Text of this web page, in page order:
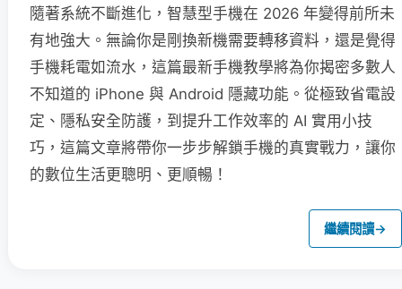
隨著系統不斷進化，智慧型手機在 2026 年變得前所未
有地強大。無論你是剛換新機需要轉移資料，還是覺得
手機耗電如流水，這篇最新手機教學將為你揭密多數人
不知道的 iPhone 與 Android 隱藏功能。從極致省電設
定、隱私安全防護，到提升工作效率的 AI 實用小技
巧，這篇文章將帶你一步步解鎖手機的真實戰力，讓你
的數位生活更聰明、更順暢！
繼續閱讀→